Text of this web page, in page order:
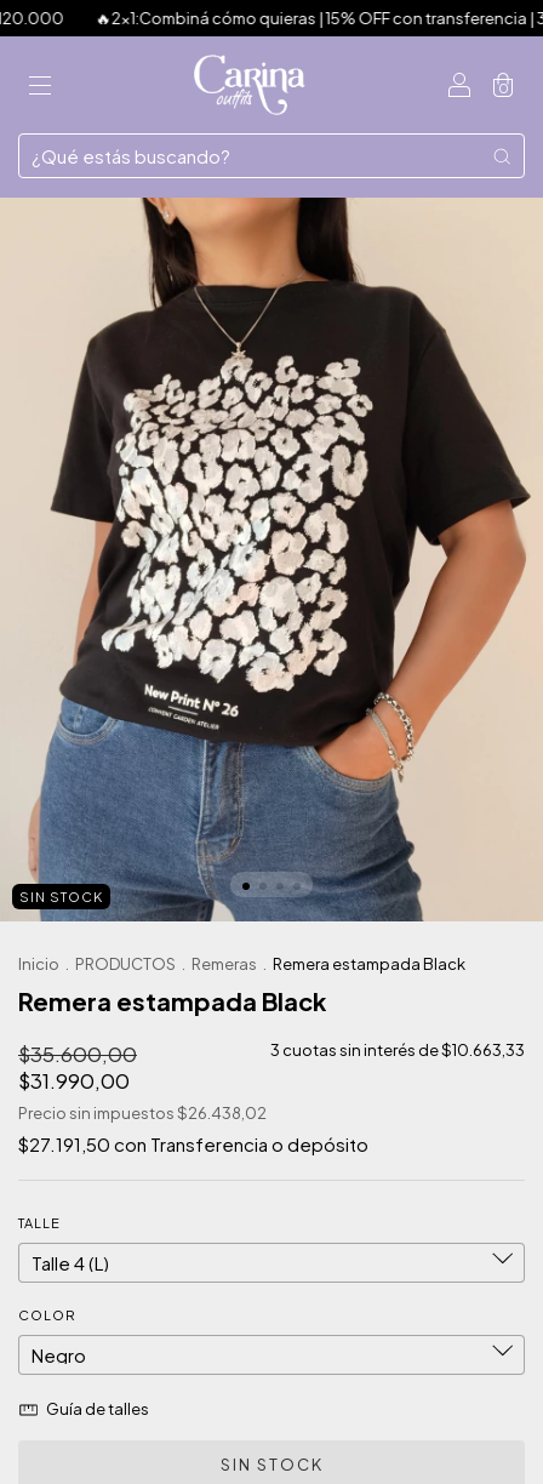
🔥2x1:Combiná cómo quieras | 15% OFF con transferencia | 3
0
SIN STOCK
Inicio . PRODUCTOS . Remeras . Remera estampada Black
Remera estampada Black
$35.600,00
$31.990,00
3 cuotas sin interés de$10.663,33
Precio sin impuestos$26.438,02
$27.191,50 con Transferencia o depósito
TALLE
COLOR
Guía de talles